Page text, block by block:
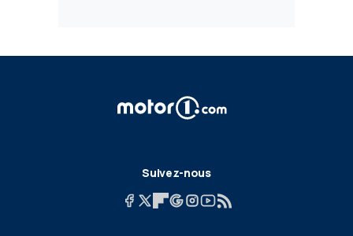
Suivez-nous